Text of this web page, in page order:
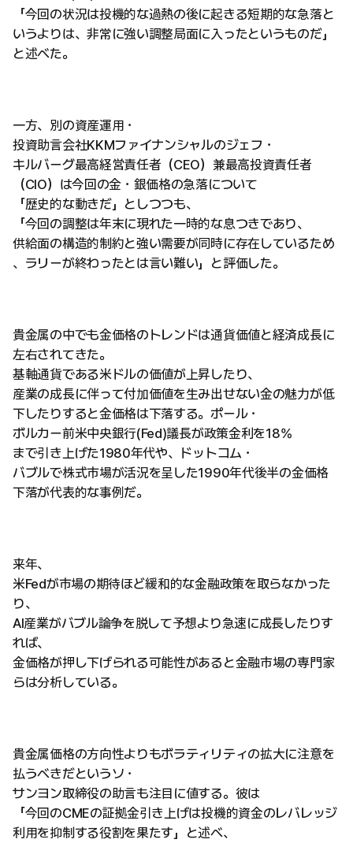
「今回の状況は投機的な過熱の後に起きる短期的な急落と
いうよりは、非常に強い調整局面に入ったというものだ」
と述べた。
一方、別の資産運用・
投資助言会社KKMファイナンシャルのジェフ・
キルバーグ最高経営責任者（CEO）兼最高投資責任者
（CIO）は今回の金・銀価格の急落について
「歴史的な動きだ」としつつも、
「今回の調整は年末に現れた一時的な息つきであり、
供給面の構造的制約と強い需要が同時に存在しているため
、ラリーが終わったとは言い難い」と評価した。
貴金属の中でも金価格のトレンドは通貨価値と経済成長に
左右されてきた。
基軸通貨である米ドルの価値が上昇したり、
産業の成長に伴って付加価値を生み出せない金の魅力が低
下したりすると金価格は下落する。ポール・
ボルカー前米中央銀行(Fed)議長が政策金利を18%
まで引き上げた1980年代や、ドットコム・
バブルで株式市場が活況を呈した1990年代後半の金価格
下落が代表的な事例だ。
来年、
米Fedが市場の期待ほど緩和的な金融政策を取らなかった
り、
AI産業がバブル論争を脱して予想より急速に成長したりす
れば、
金価格が押し下げられる可能性があると金融市場の専門家
らは分析している。
貴金属価格の方向性よりもボラティリティの拡大に注意を
払うべきだというソ・
サンヨン取締役の助言も注目に値する。彼は
「今回のCMEの証拠金引き上げは投機的資金のレバレッジ
利用を抑制する役割を果たす」と述べ、